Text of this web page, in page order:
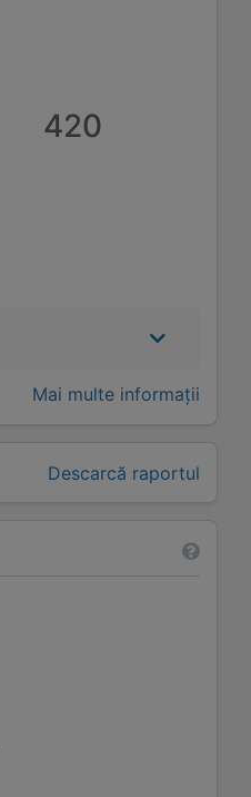
Descarcă raportul
420
Mai multe informații